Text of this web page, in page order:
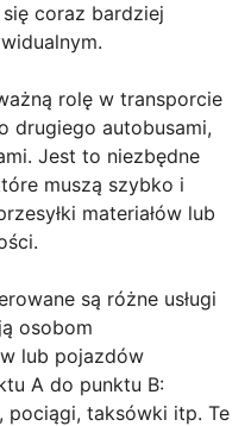
coraz bardziej
rolę w transporcie
drugiego autobusami,
Jest to niezbędne
muszą szybko i
materiałów lub
są różne usługi
osobom
lub pojazdów
A do punktu B:
pociągi, taksówki itp. Te